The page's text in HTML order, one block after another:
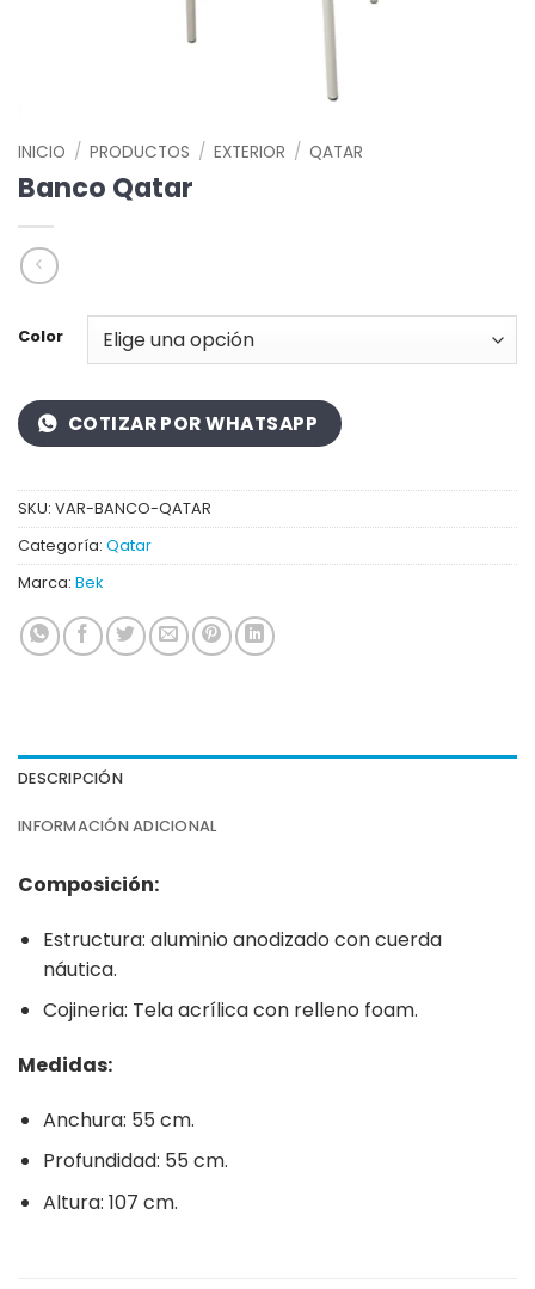
INICIO / PRODUCTOS / EXTERIOR / QATAR
Banco Qatar
Color
COTIZAR POR WHATSAPP
SKU: VAR-BANCO-QATAR
Categoría: Qatar
Marca: Bek
DESCRIPCIÓN
INFORMACIÓN ADICIONAL
Composición:
Estructura: aluminio anodizado con cuerda
náutica.
Cojineria: Tela acrílica con relleno foam.
Medidas:
Anchura: 55 cm.
Profundidad: 55 cm.
Altura: 107 cm.